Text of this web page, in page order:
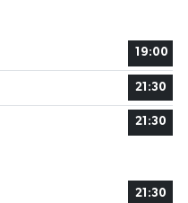
19:00
21:30
21:30
21:30